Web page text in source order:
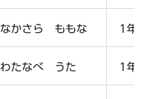
なかさら ももな 1年
わたなべ うた 1年